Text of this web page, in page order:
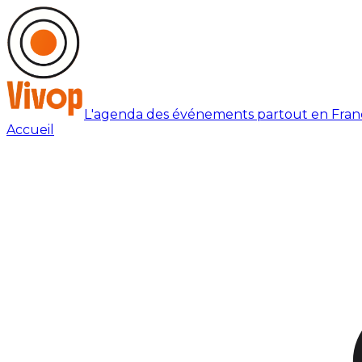
L'agenda des événements partout en
Accueil